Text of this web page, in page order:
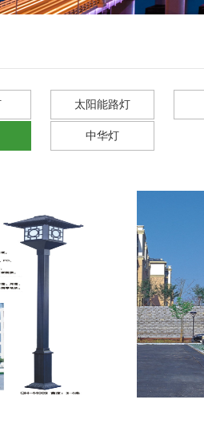
太阳能路灯
中华灯